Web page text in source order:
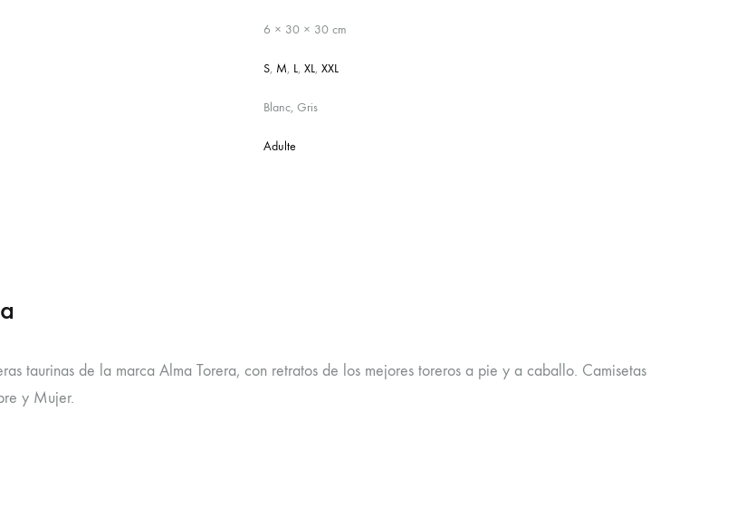
6 × 30 × 30 cm
S, M, L, XL, XXL
Blanc, Gris
Adulte
taurinas de la marca Alma Torera, con retratos de los mejores toreros a pie y a caballo. Camisetas
y Mujer.